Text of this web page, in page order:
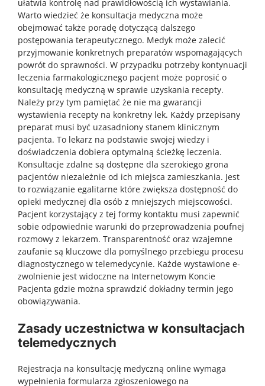
ułatwia kontrolę nad prawidłowością ich wystawiania.
Warto wiedzieć że konsultacja medyczna może
obejmować także poradę dotyczącą dalszego
postępowania terapeutycznego. Medyk może zalecić
przyjmowanie konkretnych preparatów wspomagających
powrót do sprawności. W przypadku potrzeby kontynuacji
leczenia farmakologicznego pacjent może poprosić o
konsultację medyczną w sprawie uzyskania recepty.
Należy przy tym pamiętać że nie ma gwarancji
wystawienia recepty na konkretny lek. Każdy przepisany
preparat musi być uzasadniony stanem klinicznym
pacjenta. To lekarz na podstawie swojej wiedzy i
doświadczenia dobiera optymalną ścieżkę leczenia.
Konsultacje zdalne są dostępne dla szerokiego grona
pacjentów niezależnie od ich miejsca zamieszkania. Jest
to rozwiązanie egalitarne które zwiększa dostępność do
opieki medycznej dla osób z mniejszych miejscowości.
Pacjent korzystający z tej formy kontaktu musi zapewnić
sobie odpowiednie warunki do przeprowadzenia poufnej
rozmowy z lekarzem. Transparentność oraz wzajemne
zaufanie są kluczowe dla pomyślnego przebiegu procesu
diagnostycznego w telemedycynie. Każde wystawione e-
zwolnienie jest widoczne na Internetowym Koncie
Pacjenta gdzie można sprawdzić dokładny termin jego
obowiązywania.
Zasady uczestnictwa w konsultacjach
telemedycznych
Rejestracja na konsultację medyczną online wymaga
wypełnienia formularza zgłoszeniowego na